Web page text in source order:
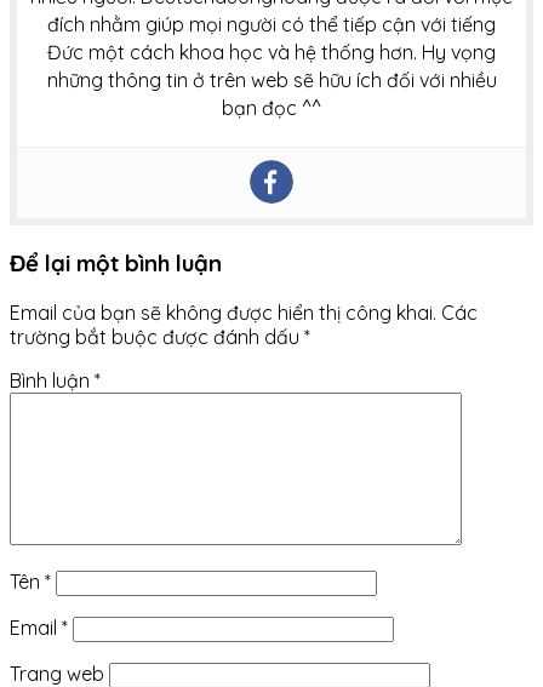
đích nhằm giúp mọi người có thể tiếp cận với tiếng
Đức một cách khoa học và hệ thống hơn. Hy vọng
những thông tin ở trên web sẽ hữu ích đối với nhiều
bạn đọc ^^
Để lại một bình luận
Email của bạn sẽ không được hiển thị công khai. Các
trường bắt buộc được đánh dấu *
Bình luận *
Tên *
Email *
Trang web